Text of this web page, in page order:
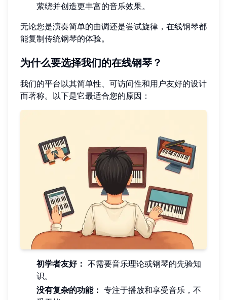
萦绕并创造更丰富的音乐效果。
无论您是演奏简单的曲调还是尝试旋律，在线钢琴都
能复制传统钢琴的体验。
为什么要选择我们的在线钢琴？
我们的平台以其简单性、可访问性和用户友好的设计
而著称。以下是它最适合您的原因：
初学者友好： 不需要音乐理论或钢琴的先验知
识。
没有复杂的功能： 专注于播放和享受音乐，不